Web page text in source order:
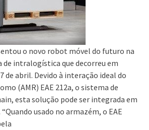
o novo robot móvel do futuro na
de intralogística que decorreu em
de abril. Devido à interação ideal do
(AMR) EAE 212a, o sistema de
esta solução pode ser integrada em
usado no armazém, o EAE